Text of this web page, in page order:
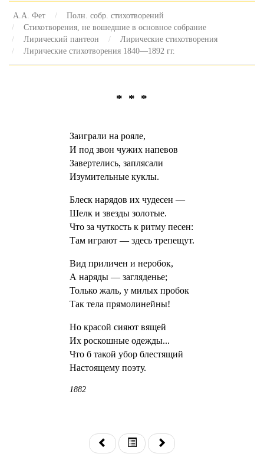
А.А. Фет
Полн. собр. стихотворений
Стихотворения, не вошедшие в основное собрание
Лирический пантеон
Лирические стихотворения
Лирические стихотворения 1840—1892 гг.
* * *
Заиграли на рояле,
И под звон чужих напевов
Завертелись, заплясали
Изумительные куклы.
Блеск нарядов их чудесен —
Шелк и звезды золотые.
Что за чуткость к ритму песен:
Там играют — здесь трепещут.
Вид приличен и неробок,
А наряды — загляденье;
Только жаль, у милых пробок
Так тела прямолинейны!
Но красой сияют вящей
Их роскошные одежды...
Что б такой убор блестящий
Настоящему поэту.
1882